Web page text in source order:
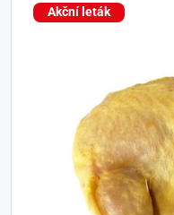
Akční leták